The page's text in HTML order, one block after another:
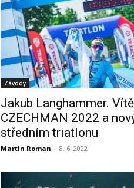
Závody
Jakub Langhammer.
CZECHMAN 2022 a
středním triatlonu
Martin Roman - 8. 6. 2022